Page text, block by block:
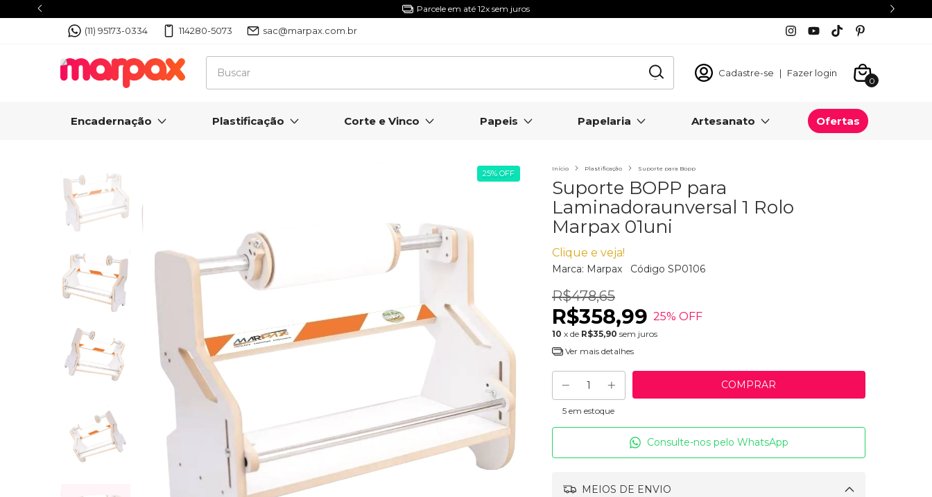
5% Off com o Cupom NIVERMPX
(11) 95173-0334 114280-5073 sac@marpax.com.br
Cadastre-se | Fazer login
0
Encadernação Plastificação Corte e Vinco Papeis Papelaria Artesanato Ofertas
25% OFF Início Plastificação Suporte para Bopp
Suporte BOPP para
Laminadoraunversal 1 Rolo
Marpax 01uni
Clique e veja!
Marca: Marpax Código SP0106
R$478,65
R$358,99 25% OFF
10 x de R$35,90 sem juros
Ver mais detalhes
5 em estoque
Consulte-nos pelo WhatsApp
MEIOS DE ENVIO